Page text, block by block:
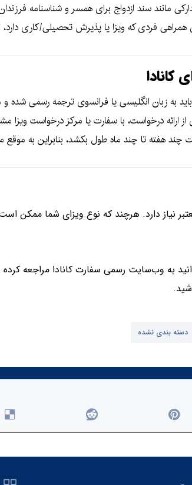
مانند سند ازدواج برای همسر و شناسنامه
فردی که ویزا یا پذیرش تحصیلی/کاری دارد،
ی کانادا
به زبان انگلیسی یا فرانسوی ترجمه رسمی شده و
ارائه درخواست، با سفارت یا مرکز درخواست
چند هفته تا چند ماه طول بکشد، بنابراین به موقع
نیاز دارد. هرچند که نوع ویزای شما
به وب‌سایت رسمی سفارت کانادا مراجعه
دسته بندی نشده